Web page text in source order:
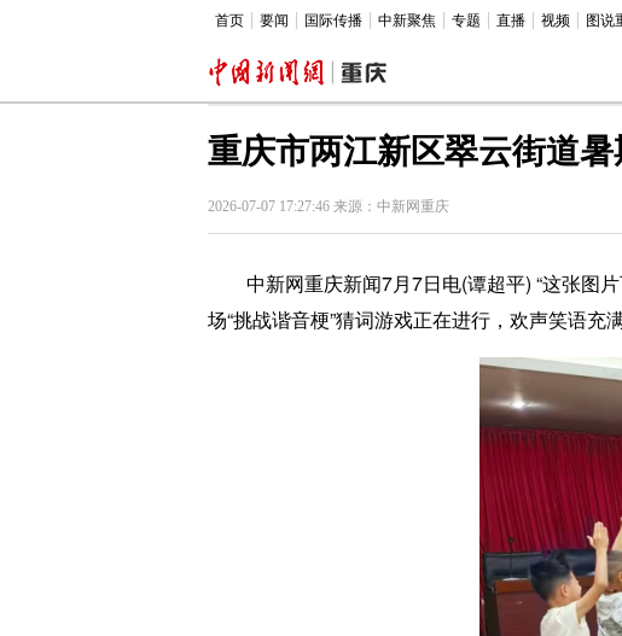
首页 要闻 国际传播 中新聚焦 专题 直播 视频 图说
重庆市两江新区翠云街道
2026-07-07 17:27:46 来源：中新网重庆
中新网重庆新闻7月7日电(谭超平) “这张图片
场“挑战谐音梗”猜词游戏正在进行，欢声笑语充